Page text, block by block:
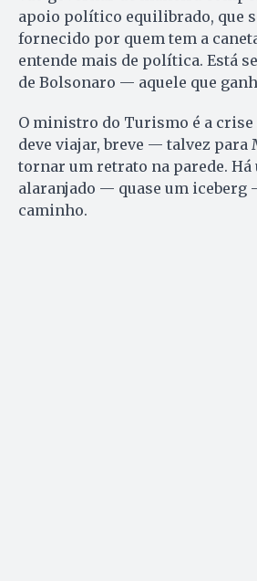
apoio político equilibrado, que
fornecido por quem tem a
entende mais de política. Está
de Bolsonaro — aquele que
O ministro do Turismo é a crise
deve viajar, breve — talvez para
tornar um retrato na parede.
alaranjado — quase um iceberg
caminho.